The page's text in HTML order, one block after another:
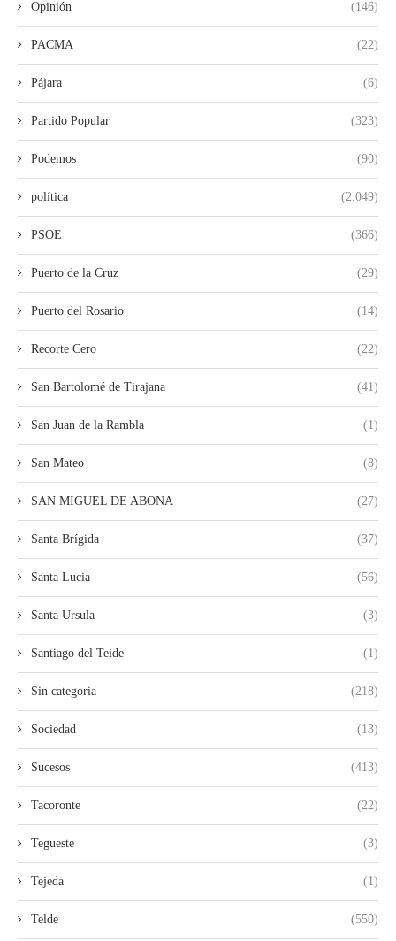
Opinión (146)
PACMA (22)
Pájara (6)
Partido Popular (323)
Podemos (90)
política (2.049)
PSOE (366)
Puerto de la Cruz (29)
Puerto del Rosario (14)
Recorte Cero (22)
San Bartolomé de Tirajana (41)
San Juan de la Rambla (1)
San Mateo (8)
SAN MIGUEL DE ABONA (27)
Santa Brígida (37)
Santa Lucia (56)
Santa Ursula (3)
Santiago del Teide (1)
Sin categoria (218)
Sociedad (13)
Sucesos (413)
Tacoronte (22)
Tegueste (3)
Tejeda (1)
Telde (550)